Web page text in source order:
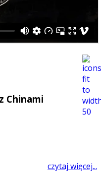
Chinami
czytaj więcej...